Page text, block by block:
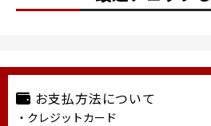
お支払方法について
・クレジットカード